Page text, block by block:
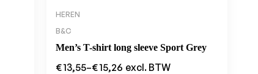
HEREN
B&C
Men’s T-shirt long sleeve Sport Grey
€13,55–€15,26 excl. BTW